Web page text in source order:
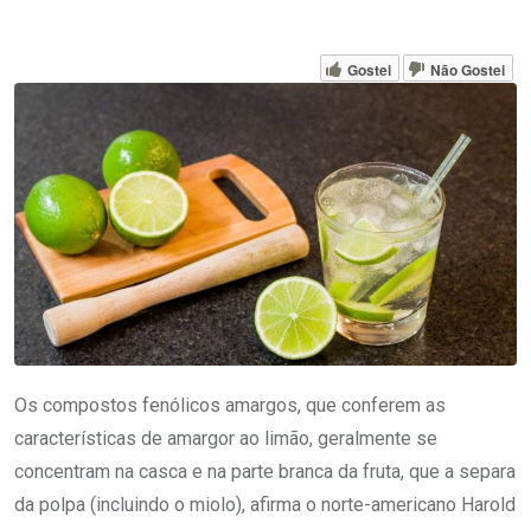
Email
Gostei Não Gostei
Os compostos fenólicos amargos, que conferem as
características de amargor ao limão, geralmente se
concentram na casca e na parte branca da fruta, que a separa
da polpa (incluindo o miolo), afirma o norte-americano Harold